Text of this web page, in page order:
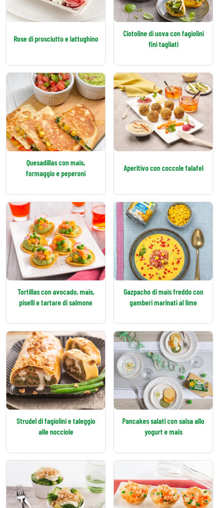
Rose di prosciutto e lattughino
Ciotoline di uova con fagiolini
fini tagliati
Quesadillas con mais,
formaggio e peperoni
Aperitivo con coccole falafel
Tortillas con avocado, mais,
piselli e tartare di salmone
Gazpacho di mais freddo con
gamberi marinati al lime
Strudel di fagiolini e taleggio
alle nocciole
Pancakes salati con salsa allo
yogurt e mais